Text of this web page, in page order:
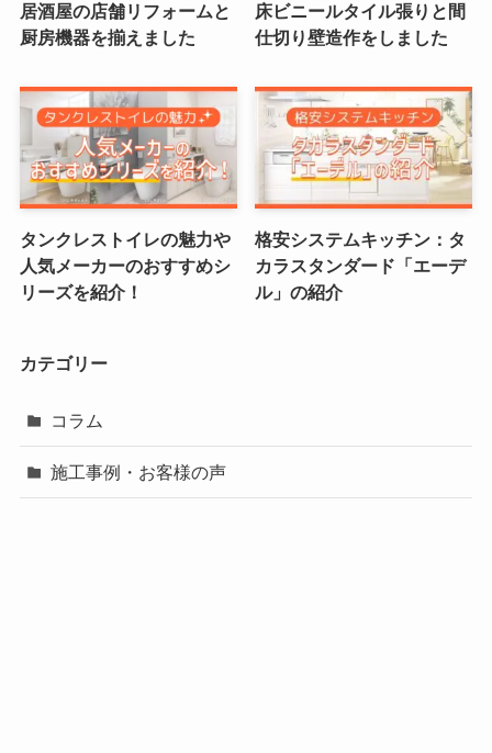
居酒屋の店舗リフォームと
厨房機器を揃えました
床ビニールタイル張りと間
仕切り壁造作をしました
タンクレストイレの魅力や
人気メーカーのおすすめシ
リーズを紹介！
格安システムキッチン：タ
カラスタンダード「エーデ
ル」の紹介
カテゴリー
コラム
施工事例・お客様の声